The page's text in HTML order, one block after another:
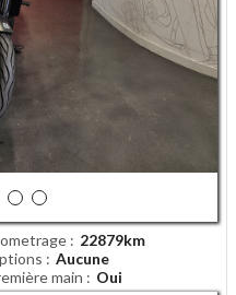
22879km
Aucune
main
Oui